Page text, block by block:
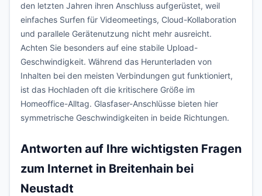
den letzten Jahren ihren Anschluss aufgerüstet, weil
einfaches Surfen für Videomeetings, Cloud-Kollaboration
und parallele Gerätenutzung nicht mehr ausreicht.
Achten Sie besonders auf eine stabile Upload-
Geschwindigkeit. Während das Herunterladen von
Inhalten bei den meisten Verbindungen gut funktioniert,
ist das Hochladen oft die kritischere Größe im
Homeoffice-Alltag. Glasfaser-Anschlüsse bieten hier
symmetrische Geschwindigkeiten in beide Richtungen.
Antworten auf Ihre wichtigsten Fragen
zum Internet in Breitenhain bei
Neustadt